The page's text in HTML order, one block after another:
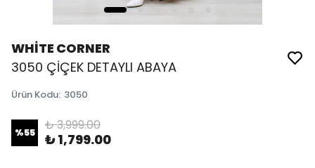
WHİTE CORNER
3050 ÇİÇEK DETAYLI ABAYA
Ürün Kodu: 3050
%55 ₺ 3,999.00
₺ 1,799.00